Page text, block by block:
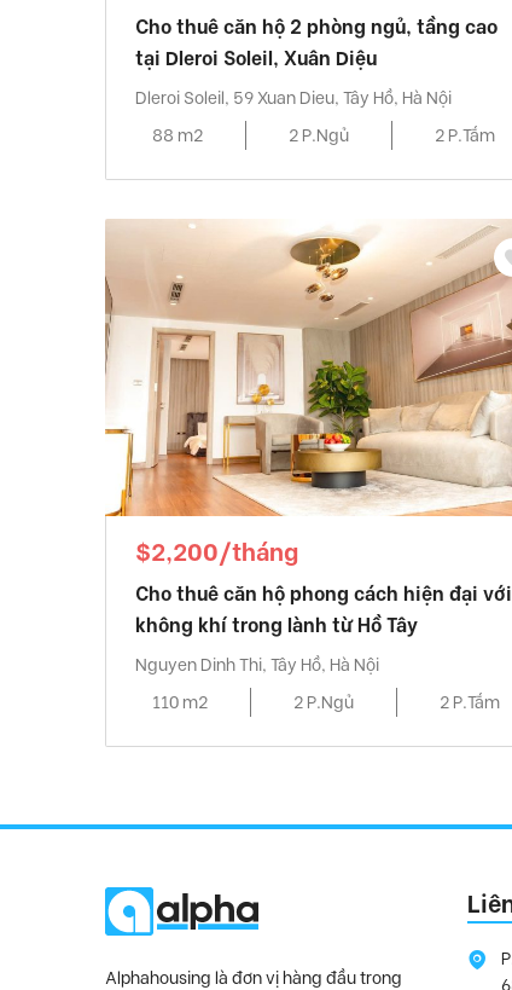
Cho thuê căn hộ 2 phòng ngủ, tầng cao
tại Dleroi Soleil, Xuân Diệu
Dleroi Soleil, 59 Xuan Dieu, Tây Hồ, Hà Nội
88 m2
2 P.Ngủ 2 P.Tắm
$2,200/tháng
Cho thuê căn hộ phong cách hiện đại với
không khí trong lành từ Hồ Tây
Nguyen Dinh Thi, Tây Hồ, Hà Nội
110 m2
2 P.Ngủ 2 P.Tắm
Alphahousing là đơn vị hàng đầu trong